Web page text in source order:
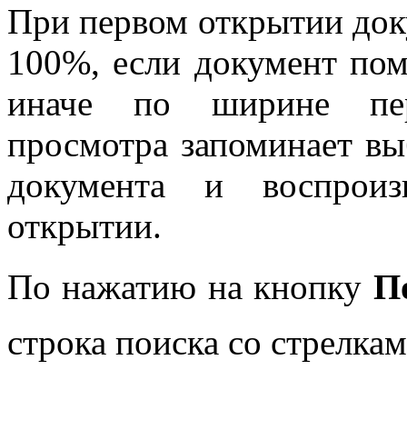
При первом открытии
100%, если документ
иначе по ширине
просмотра запоминает
документа и
открытии.
По нажатию на кнопку
строка поиска со